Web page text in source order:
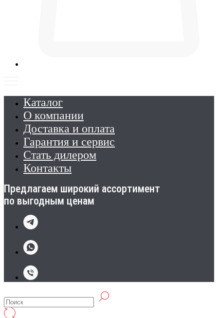
Каталог
О компании
Доставка и оплата
Гарантия и сервис
Стать дилером
Контакты
Предлагаем широкий ассортимент
по выгодным ценам